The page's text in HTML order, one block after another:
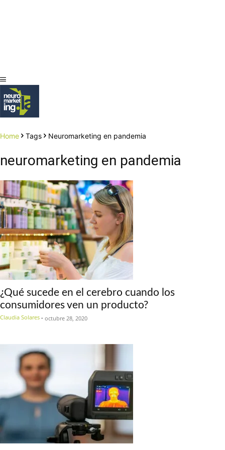
Home Tags Neuromarketing en pandemia
neuromarketing en pandemia
¿Qué sucede en el cerebro cuando los
consumidores ven un producto?
Claudia Solares - octubre 28, 2020